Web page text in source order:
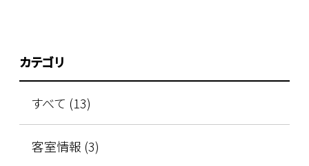
カテゴリ
すべて (13)
客室情報 (3)